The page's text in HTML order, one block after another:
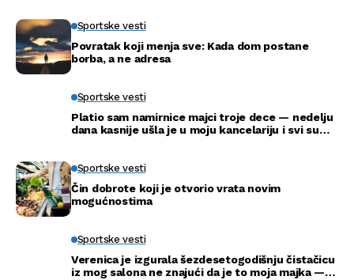
Sportske vesti
Povratak koji menja sve: Kada dom postane
borba, a ne adresa
Sportske vesti
Platio sam namirnice majci troje dece — nedelju
dana kasnije ušla je u moju kancelariju i svi su
Sportske vesti
Čin dobrote koji je otvorio vrata novim
mogućnostima
Sportske vesti
Verenica je izgurala šezdesetogodišnju čistačicu
iz mog salona ne znajući da je to moja majka —